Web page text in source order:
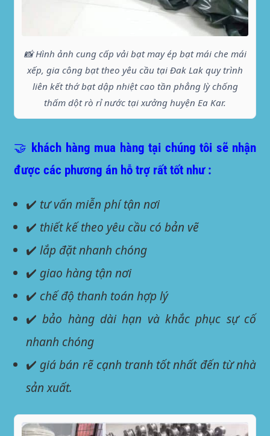
📸 Hình ảnh cung cấp vải bạt may ép bạt mái che mái
xếp, gia công bạt theo yêu cầu tại Đak Lak quy trình
liên kết thớ bạt dập nhiệt cao tần phẳng lỳ chống
thấm dột rò rỉ nước tại xưởng huyện Ea Kar.
🤝 khách hàng mua hàng tại chúng tôi sẽ nhận
được các phương án hỗ trợ rất tốt như :
✔️ tư vấn miễn phí tận nơi
✔️ thiết kế theo yêu cầu có bản vẽ
✔️ lắp đặt nhanh chóng
✔️ giao hàng tận nơi
✔️ chế độ thanh toán hợp lý
✔️bảo hàng dài hạn và khắc phục sự cố
nhanh chóng
✔️ giá bán rẽ cạnh tranh tốt nhất đến từ nhà
sản xuất.